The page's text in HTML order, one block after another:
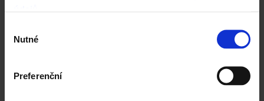
souhlasu
Nutné
Preferenční